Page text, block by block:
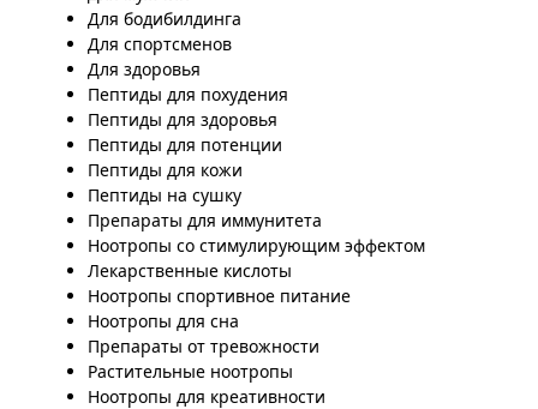
Для бодибилдинга
Для спортсменов
Для здоровья
Пептиды для похудения
Пептиды для здоровья
Пептиды для потенции
Пептиды для кожи
Пептиды на сушку
Препараты для иммунитета
Ноотропы со стимулирующим эффектом
Лекарственные кислоты
Ноотропы спортивное питание
Ноотропы для сна
Препараты от тревожности
Растительные ноотропы
Ноотропы для креативности